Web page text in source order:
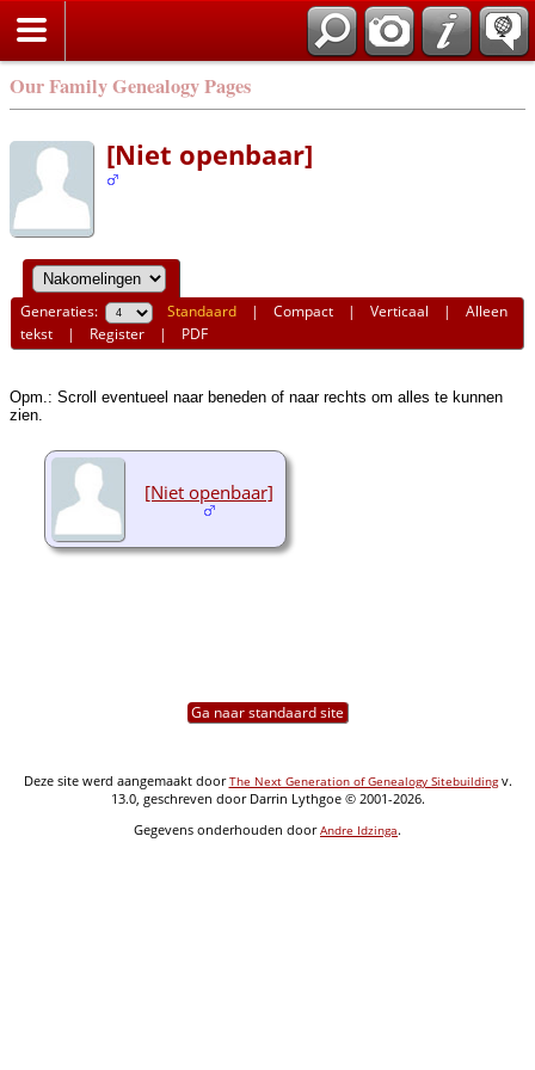
Our Family Genealogy Pages
[Niet openbaar]
Generaties: Standaard |Compact |Verticaal |Alleen
tekst | Register | PDF
Opm.: Scroll eventueel naar beneden of naar rechts om alles te kunnen
zien.
[Niet openbaar]
Ga naar standaard site
Deze site werd aangemaakt doorThe Next Generation of Genealogy Sitebuildingv.
13.0, geschreven door Darrin Lythgoe © 2001-2026.
Gegevens onderhouden doorAndre Idzinga.